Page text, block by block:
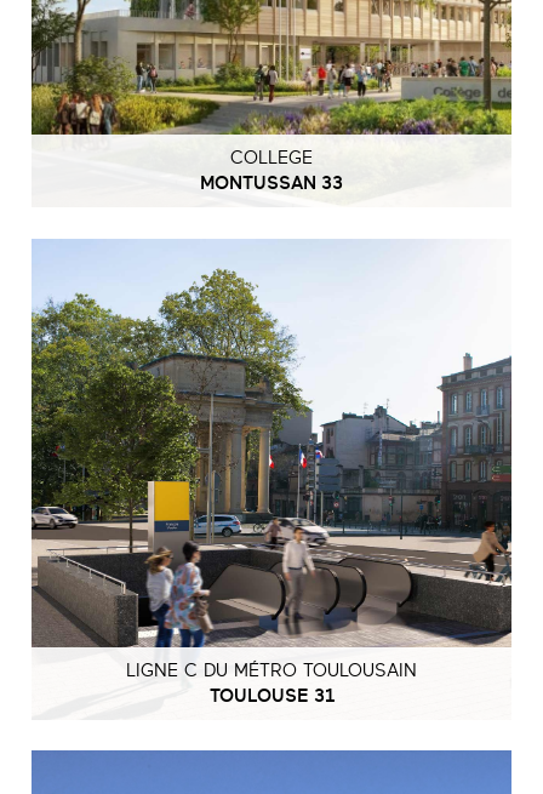
COLLEGE
MONTUSSAN 33
LIGNE C DU MÉTRO TOULOUSAIN
TOULOUSE 31